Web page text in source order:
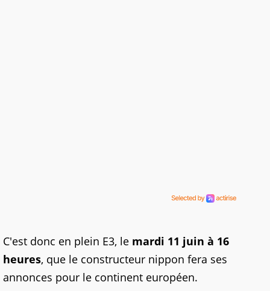
C'est donc en plein E3, le mardi 11 juin à 16
heures, que le constructeur nippon fera ses
annonces pour le continent européen.